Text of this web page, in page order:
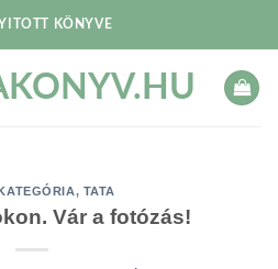
KÖNYVE
, TATA
Vár a fotózás!